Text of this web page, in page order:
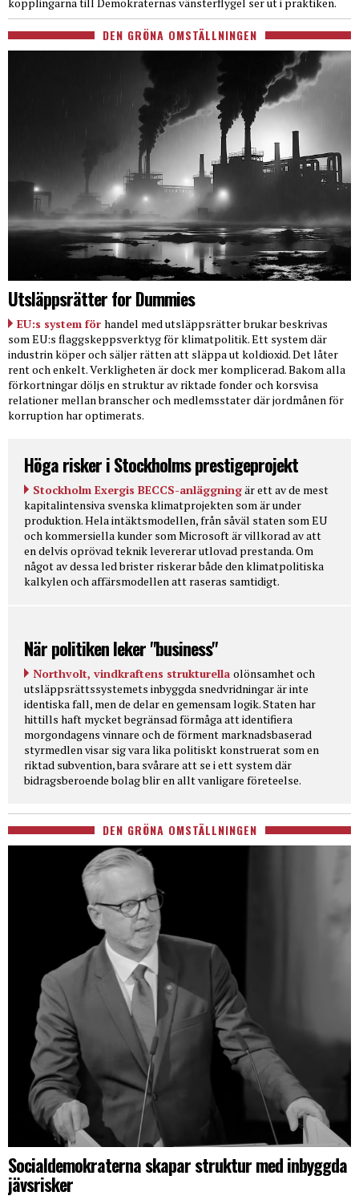
DEN GRÖNA OMSTÄLLNINGEN
Utsläppsrätter for Dummies
EU:s system för handel med utsläppsrätter brukar beskrivas
som EU:s flaggskeppsverktyg för klimatpolitik. Ett system där
industrin köper och säljer rätten att släppa ut koldioxid. Det låter
rent och enkelt. Verkligheten är dock mer komplicerad. Bakom alla
förkortningar döljs en struktur av riktade fonder och korsvisa
relationer mellan branscher och medlemsstater där jordmånen för
korruption har optimerats.
Höga risker i Stockholms prestigeprojekt
Stockholm Exergis BECCS-anläggningär ett av de mest
kapitalintensiva svenska klimatprojekten som är under
produktion. Hela intäktsmodellen, från såväl staten som EU
och kommersiella kunder som Microsoft är villkorad av att
en delvis oprövad teknik levererar utlovad prestanda. Om
något av dessa led brister riskerar både den klimatpolitiska
kalkylen och affärsmodellen att raseras samtidigt.
När politiken leker "business"
Northvolt, vindkraftens strukturella olönsamhet och
utsläppsrättssystemets inbyggda snedvridningar är inte
identiska fall, men de delar en gemensam logik. Staten har
hittills haft mycket begränsad förmåga att identifiera
morgondagens vinnare och de förment marknadsbaserad
styrmedlen visar sig vara lika politiskt konstruerat som en
riktad subvention, bara svårare att se i ett system där
bidragsberoende bolag blir en allt vanligare företeelse.
DEN GRÖNA OMSTÄLLNINGEN
Socialdemokraterna skapar struktur med inbyggda
jävsrisker